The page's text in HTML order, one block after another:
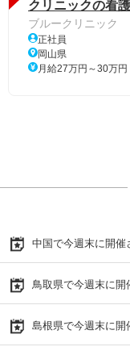
クリニックの看
ブルークリニック
正社員
岡山県
月給27万円～30万円
中国で今週末に開催
鳥取県で今週末に開
島根県で今週末に開